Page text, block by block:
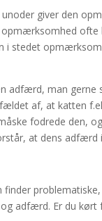
giver den
ofte
i stedet
adfærd, man gerne
af, at katten
fodrede den,
at dens adfærd
adfærd. Er du kørt